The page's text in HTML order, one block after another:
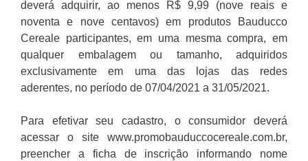
deverá adquirir, ao menos R$ 9,99 (nove reais e
noventa e nove centavos) em produtos Bauducco
Cereale participantes, em uma mesma compra, em
qualquer embalagem ou tamanho, adquiridos
exclusivamente em uma das lojas das redes
aderentes, no período de 07/04/2021 a 31/05/2021.
Para efetivar seu cadastro, o consumidor deverá
acessar o site www.promobauduccocereale.com.br,
preencher a ficha de inscrição informando nome